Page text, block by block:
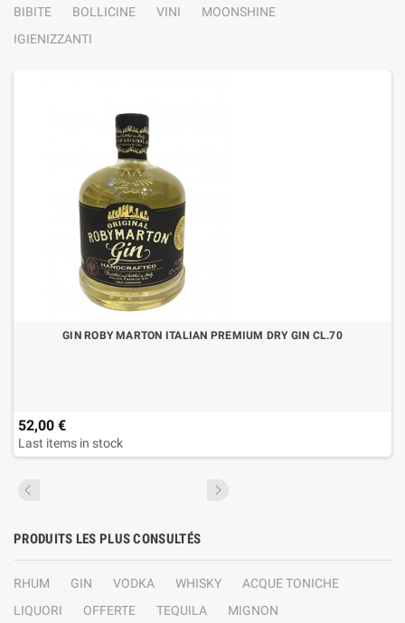
BIBITE BOLLICINE VINI
MOONSHINE
IGIENIZZANTI
GIN ROBY MARTON ITALIAN PREMIUM DRY GIN CL.70
52,00 €
Last items in stock
PRODUITS LES PLUS CONSULTÉS
RHUM GIN VODKA WHISKY
ACQUE TONICHE
LIQUORI
OFFERTE TEQUILA
MIGNON